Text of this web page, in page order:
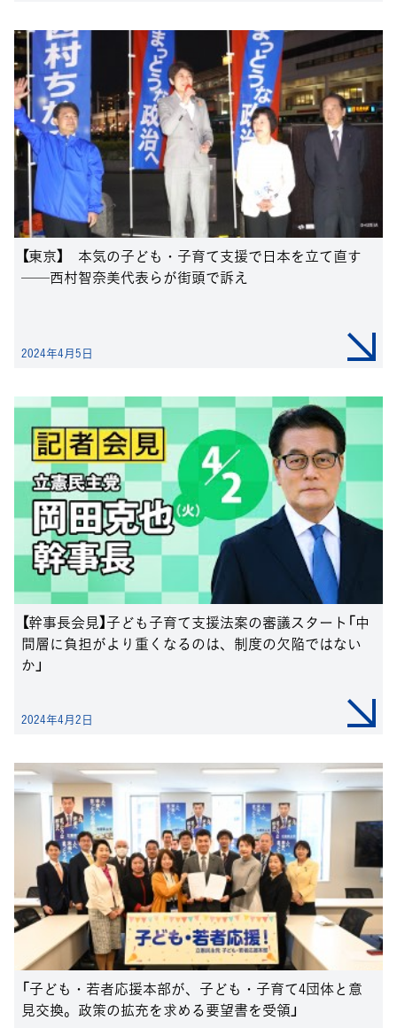
【東京】 本気の子ども・子育て支援で日本を立て直す
──西村智奈美代表らが街頭で訴え
2024年4月5日
【幹事長会見】子ども子育て支援法案の審議スタート「中
間層に負担がより重くなるのは、制度の欠陥ではない
か」
2024年4月2日
「子ども・若者応援本部が、子ども・子育て4団体と意
見交換。政策の拡充を求める要望書を受領」